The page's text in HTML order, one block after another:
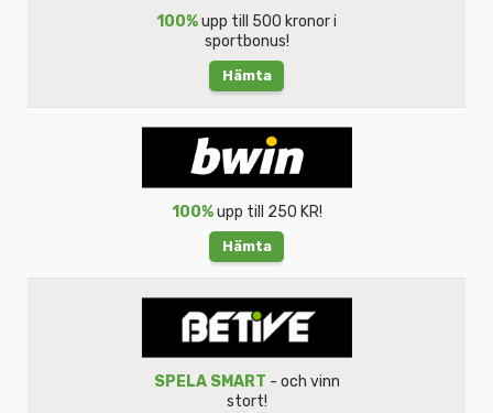
100%upp till 500 kronor i
sportbonus!
Hämta
100%upp till 250 KR!
Hämta
SPELA SMART - och vinn
stort!